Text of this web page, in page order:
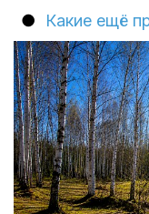
Какие ещё